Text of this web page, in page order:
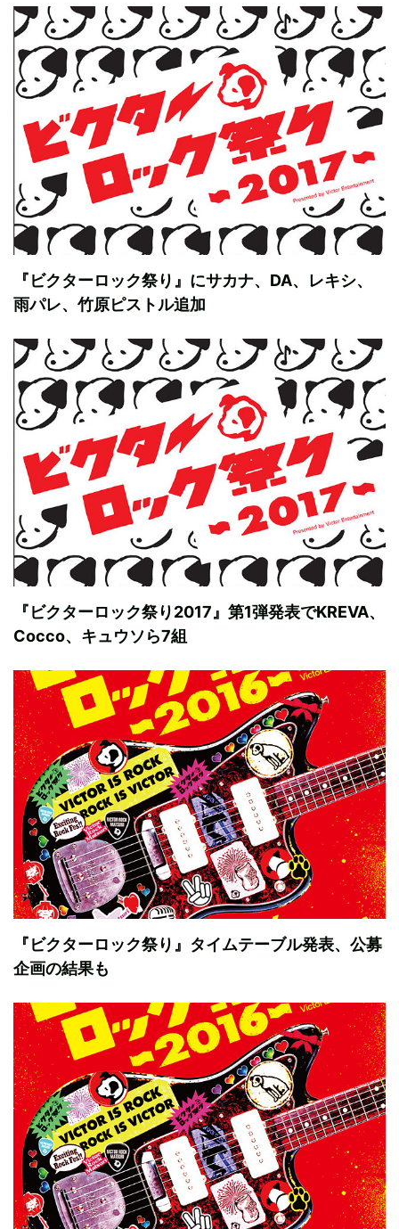
『ビクターロック祭り』にサカナ、DA、レキシ、
雨パレ、竹原ピストル追加
『ビクターロック祭り2017』第1弾発表でKREVA、
Cocco、キュウソら7組
『ビクターロック祭り』タイムテーブル発表、公募
企画の結果も